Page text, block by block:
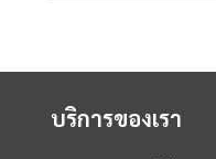
บริการของเรา